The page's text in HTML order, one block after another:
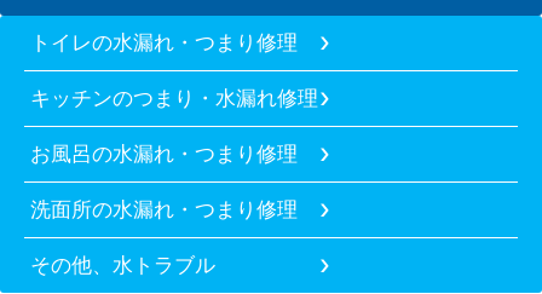
トイレの水漏れ・つまり修理
キッチンのつまり・水漏れ修理
お風呂の水漏れ・つまり修理
洗面所の水漏れ・つまり修理
その他、水トラブル